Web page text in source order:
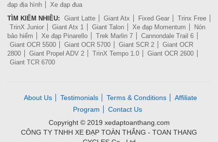
đạp địa hình
Xe đạp đua
TÌM KIẾM NHIỀU:
Giant Latte Giant Atx Fixed Gear
Trinx Free
TrinX Junior
Giant Atx 1 Giant Talon Xe đạp Momentum
Nón
bảo hiểm
Xe đạp Pinarello Trek Marlin 7
Cannondale Trail 6
Giant OCR 5500
Giant OCR 5700 Giant SCR 2
Giant OCR
2800
Giant Propel ADV 2 TrinX Tempo 1.0
Giant OCR 2600
Giant TCR 6700
About Us Testimonials Terms & Conditions
Affiliate
Program
Contact Us
Copyright © 2019 xedaptoanthang.com
CÔNG TY TNHH XE ĐẠP TOÀN THẮNG - TOAN THANG